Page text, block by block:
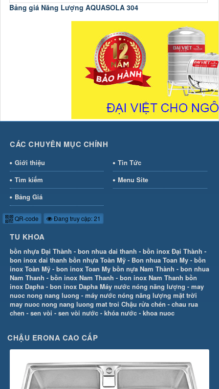
Bảng giá Năng Lượng AQUASOLA 304
CÁC CHUYÊN MỤC CHÍNH
Giới thiệu
Tin Tức
Tìm kiếm
Menu Site
Bảng Giá
QR-code Đang truy cập: 21
TU KHOA
bồn nhựa Đại Thành - bon nhua dai thanh - bồn inox Đại Thành -
bon inox dai thanh bồn nhựa Toàn Mỹ - Bon nhua Toan My - bồn
inox Toàn Mỹ - bon inox Toan My bồn nựa Nam Thành - bon nhua
Nam Thanh - bồn inox Nam Thanh - bon inox Nam Thanh bồn
inox Dapha - bon inox Dapha Máy nước nóng năng lượng - may
nuoc nong nang luong - máy nước nóng năng lượng mặt trời
may nuoc nong nang luong mat troi Chậu rửa chén - chau rua
chen - sen vòi - sen vòi nước - khóa nước - khoa nuoc
CHẬU ERONA CAO CẤP